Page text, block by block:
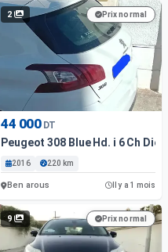
2 Prix normal
44 000 DT
Peugeot 308 Blue Hd. i 6 Ch
2016 220 km
Ben arous Il y a 1 mois
9 Prix normal